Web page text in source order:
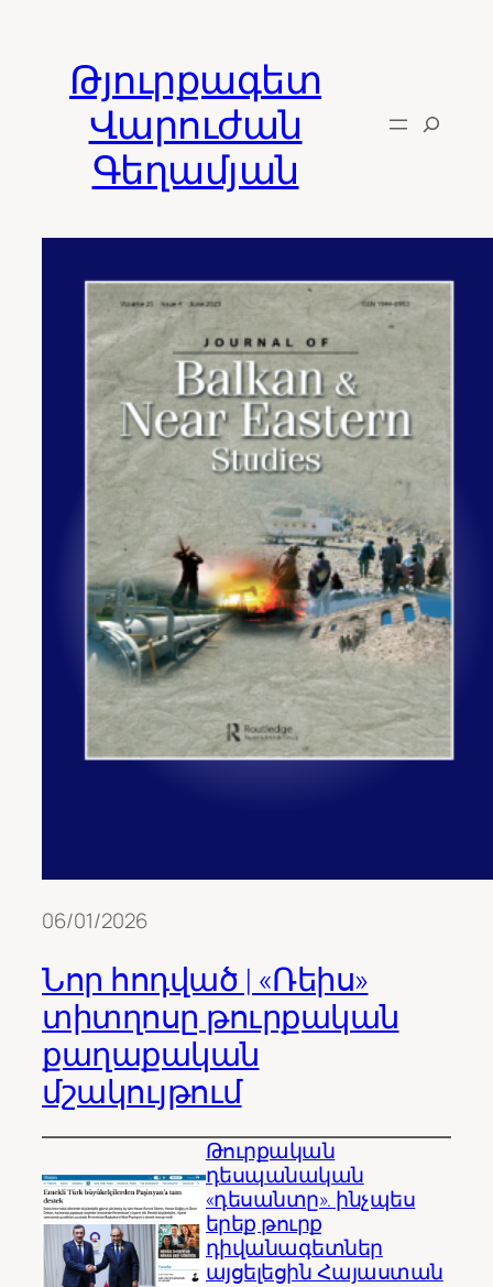
contentԹյուրքագետ
Վարուժան
Գեղամյան
06/01/2026
Նոր հոդված | «Ռեիս»
տիտղոսը թուրքական
քաղաքական
մշակույթում
Թուրքական
դեսպանական
«դեսանտը». ինչպես
երեք թուրք
դիվանագետներ
այցելեցին Հայաստան